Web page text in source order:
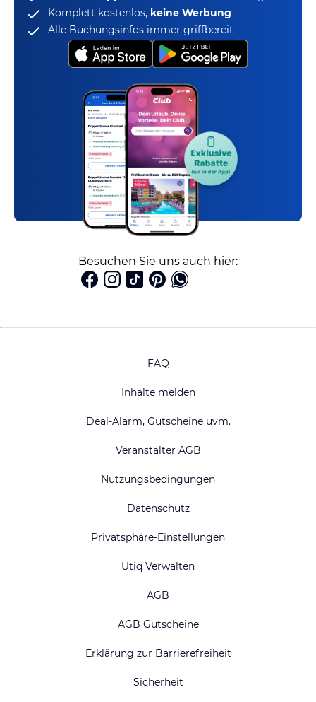
Komplett kostenlos, keine Werbung
Alle Buchungsinfos immer griffbereit
Besuchen Sie uns auch hier:
FAQ
Inhalte melden
Deal-Alarm, Gutscheine uvm.
Veranstalter AGB
Nutzungsbedingungen
Datenschutz
Privatsphäre-Einstellungen
Utiq Verwalten
AGB
AGB Gutscheine
Erklärung zur Barrierefreiheit
Sicherheit